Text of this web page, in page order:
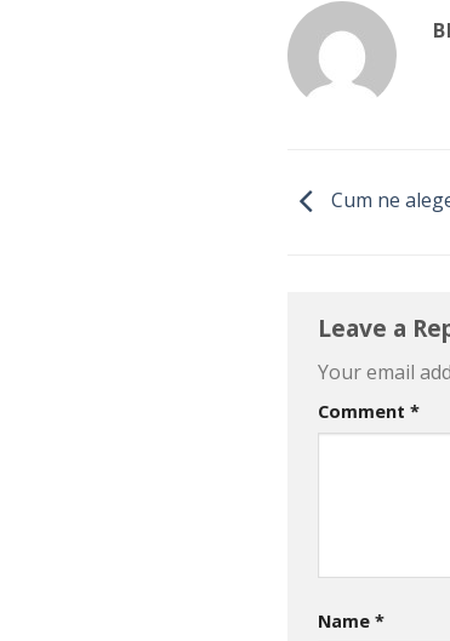
Cum ne
Leave a
Your email
Comment *
Name *